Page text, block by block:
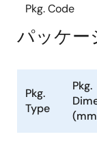
Designing
of VME Single
Pkg. Code
パッケー
Pkg.
Type
Pkg.